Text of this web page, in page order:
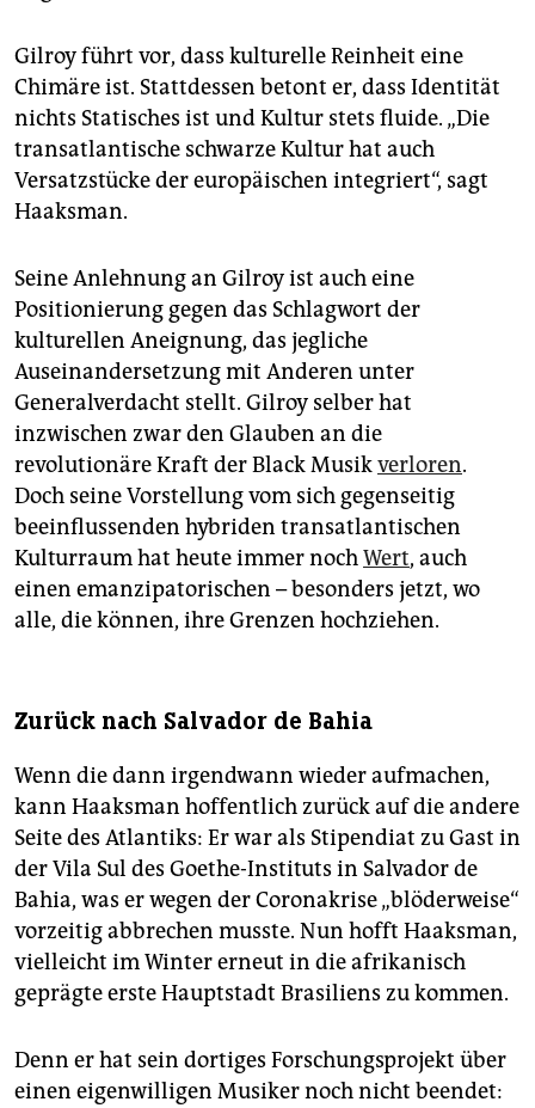
Gilroy führt vor, dass kulturelle Reinheit eine
Chimäre ist. Stattdessen betont er, dass Identität
nichts Statisches ist und Kultur stets fluide. „Die
transatlantische schwarze Kultur hat auch
Versatzstücke der europäischen integriert“, sagt
Haaksman.
Seine Anlehnung an Gilroy ist auch eine
Positionierung gegen das Schlagwort der
kulturellen Aneignung, das jegliche
Auseinandersetzung mit Anderen unter
Generalverdacht stellt. Gilroy selber hat
inzwischen zwar den Glauben an die
revolutionäre Kraft der Black Musikverloren.
Doch seine Vorstellung vom sich gegenseitig
beeinflussenden hybriden transatlantischen
Kulturraum hat heute immer nochWert, auch
einen emanzipatorischen – besonders jetzt, wo
alle, die können, ihre Grenzen hochziehen.
Zurück nach Salvador de Bahia
Wenn die dann irgendwann wieder aufmachen,
kann Haaksman hoffentlich zurück auf die andere
Seite des Atlantiks: Er war als Stipendiat zu Gast in
der Vila Sul des Goethe-Instituts in Salvador de
Bahia, was er wegen der Coronakrise „blöderweise“
vorzeitig abbrechen musste. Nun hofft Haaksman,
vielleicht im Winter erneut in die afrikanisch
geprägte erste Hauptstadt Brasiliens zu kommen.
Denn er hat sein dortiges Forschungsprojekt über
einen eigenwilligen Musiker noch nicht beendet: